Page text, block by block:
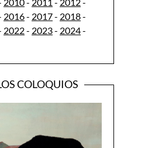
2016- 2017- 2018-
2022- 2023- 2024-
COLOQUIOS